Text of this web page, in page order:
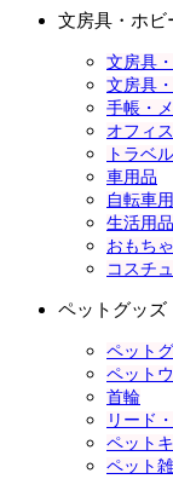
文房具・ホビ
文房具
文房具
手帳・
オフィ
トラベ
車用品
自転車
生活用品
おもちゃ
コスチ
ペットグッズ
ペット
ペット
首輪
リード
ペット
ペット